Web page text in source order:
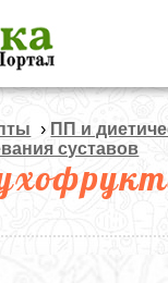
› ПП и
суставов